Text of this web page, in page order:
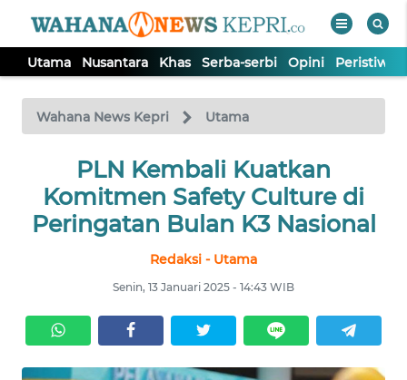
Utama Nusantara Khas Serba-serbi Opini Peristiwa
Wahana News Kepri Utama
PLN Kembali Kuatkan
Komitmen Safety Culture di
Peringatan Bulan K3 Nasional
Redaksi - Utama
Senin, 13 Januari 2025 - 14:43 WIB
TV
Tutup
NUSANTARA
SERBA-
SERBI